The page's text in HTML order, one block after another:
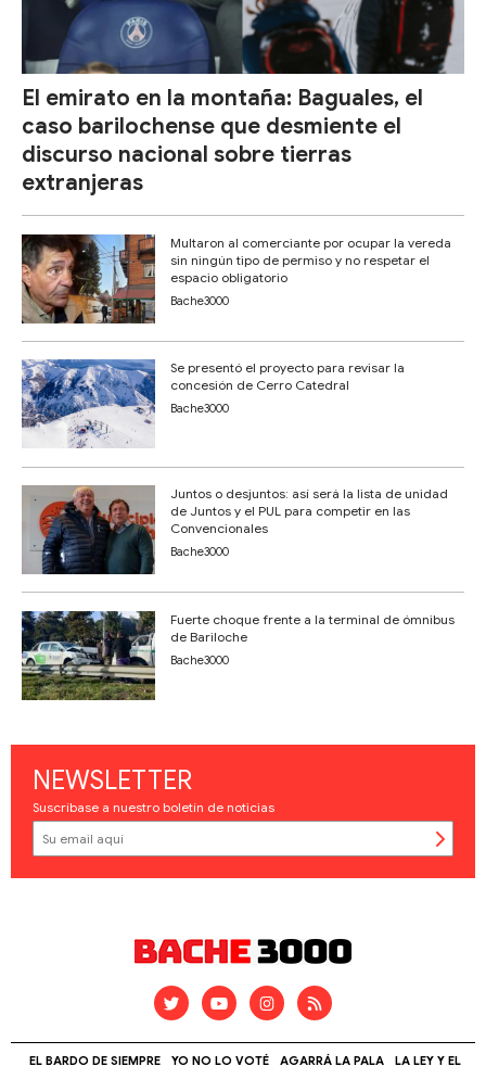
El emirato en la montaña: Baguales, el
caso barilochense que desmiente el
discurso nacional sobre tierras
extranjeras
Multaron al comerciante por ocupar la vereda
sin ningún tipo de permiso y no respetar el
espacio obligatorio
Bache3000
Se presentó el proyecto para revisar la
concesión de Cerro Catedral
Bache3000
Juntos o desjuntos: así será la lista de unidad
de Juntos y el PUL para competir en las
Convencionales
Bache3000
Fuerte choque frente a la terminal de ómnibus
de Bariloche
Bache3000
NEWSLETTER
Suscríbase a nuestro boletín de noticias
EL BARDO DE SIEMPRE YO NO LO VOTÉ AGARRÁ LA PALA LA LEY Y EL